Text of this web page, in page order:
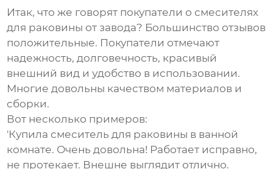
Итак, что же говорят покупатели о смесителях
для раковины от завода? Большинство отзывов
положительные. Покупатели отмечают
надежность, долговечность, красивый
внешний вид и удобство в использовании.
Многие довольны качеством материалов и
сборки.
Вот несколько примеров:
'Купила смеситель для раковины в ванной
комнате. Очень довольна! Работает исправно,
не протекает. Внешне выглядит отлично.